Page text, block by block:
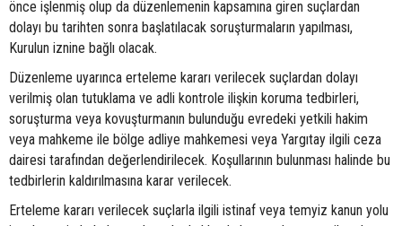
önce işlenmiş olup da düzenlemenin kapsamına giren suçlardan
dolayı bu tarihten sonra başlatılacak soruşturmaların yapılması,
Kurulun iznine bağlı olacak.
Düzenleme uyarınca erteleme kararı verilecek suçlardan dolayı
verilmiş olan tutuklama ve adli kontrole ilişkin koruma tedbirleri,
soruşturma veya kovuşturmanın bulunduğu evredeki yetkili hakim
veya mahkeme ile bölge adliye mahkemesi veya Yargıtay ilgili ceza
dairesi tarafından değerlendirilecek. Koşullarının bulunması halinde bu
tedbirlerin kaldırılmasına karar verilecek.
Erteleme kararı verilecek suçlarla ilgili istinaf veya temyiz kanun yolu